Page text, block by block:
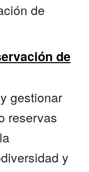
de
de
gestionar
reservas
y